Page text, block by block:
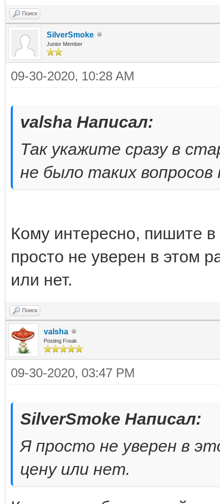
Поиск
SilverSmoke
Junior Member
09-30-2020, 10:28 AM
valsha Написал:
Так укажите сразу в
не было таких вопросов
Кому интересно, пишите
просто не уверен в этом
или нет.
Поиск
valsha
Posting Freak
09-30-2020, 03:47 PM
SilverSmoke Написал:
Я просто не уверен в
цену или нет.